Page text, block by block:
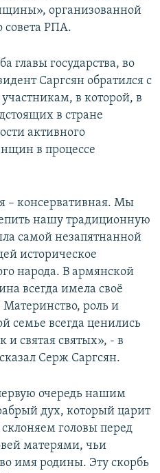
организованной
совета РПА.
главы государства, во
Саргсян обратился с
в которой, в
в стране
активного
в процессе
– консервативная. Мы
нашу традиционную
самой незапятнанной
историческое
народа. В армянской
всегда имела своё
Материнство, роль и
семье всегда ценились
святая святых», - в
Серж Саргсян.
очередь нашим
дух, который царит
головы перед
матерями, чьи
имя родины. Эту скорбь